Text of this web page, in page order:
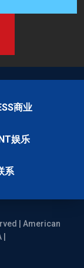
商业
娱乐
系
| American